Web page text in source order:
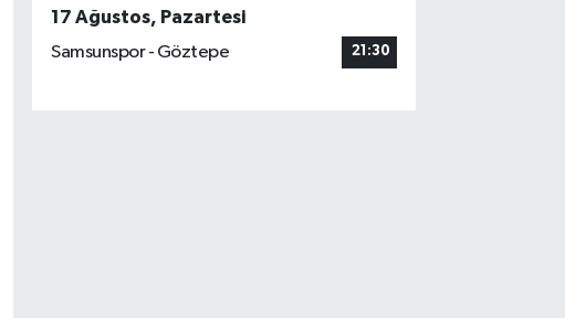
17 Ağustos, Pazartesi
Samsunspor - Göztepe
21:30